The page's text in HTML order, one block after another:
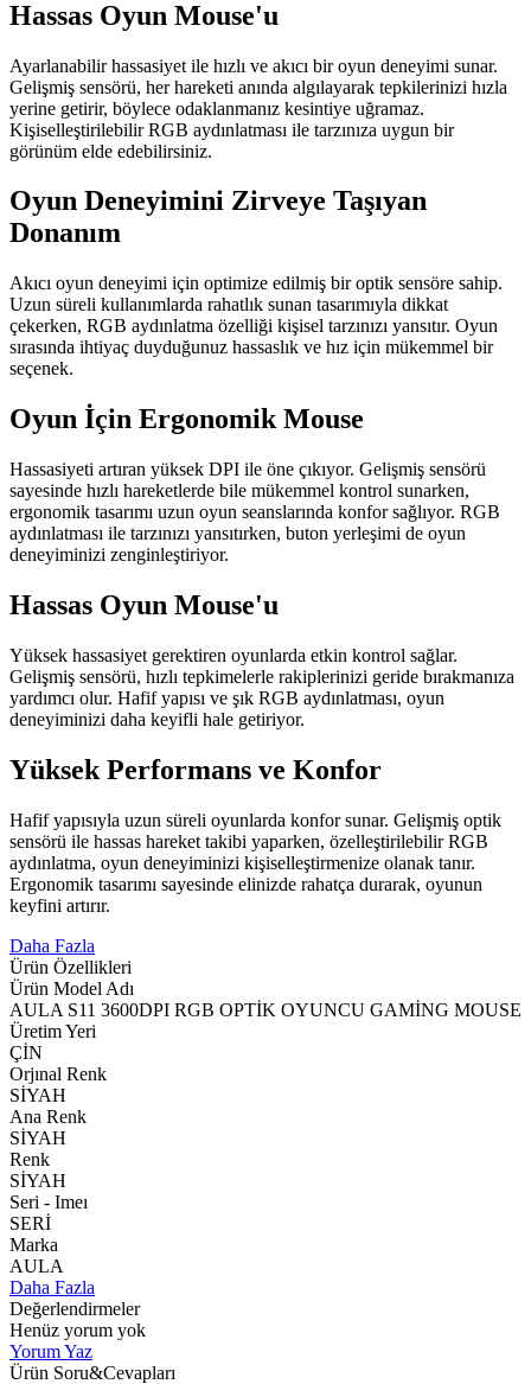
Hassas Oyun Mouse'u
Ayarlanabilir hassasiyet ile hızlı ve akıcı bir oyun deneyimi sunar.
Gelişmiş sensörü, her hareketi anında algılayarak tepkilerinizi hızla
yerine getirir, böylece odaklanmanız kesintiye uğramaz.
Kişiselleştirilebilir RGB aydınlatması ile tarzınıza uygun bir
görünüm elde edebilirsiniz.
Oyun Deneyimini Zirveye Taşıyan
Donanım
Akıcı oyun deneyimi için optimize edilmiş bir optik sensöre sahip.
Uzun süreli kullanımlarda rahatlık sunan tasarımıyla dikkat
çekerken, RGB aydınlatma özelliği kişisel tarzınızı yansıtır. Oyun
sırasında ihtiyaç duyduğunuz hassaslık ve hız için mükemmel bir
seçenek.
Oyun İçin Ergonomik Mouse
Hassasiyeti artıran yüksek DPI ile öne çıkıyor. Gelişmiş sensörü
sayesinde hızlı hareketlerde bile mükemmel kontrol sunarken,
ergonomik tasarımı uzun oyun seanslarında konfor sağlıyor. RGB
aydınlatması ile tarzınızı yansıtırken, buton yerleşimi de oyun
deneyiminizi zenginleştiriyor.
Hassas Oyun Mouse'u
Yüksek hassasiyet gerektiren oyunlarda etkin kontrol sağlar.
Gelişmiş sensörü, hızlı tepkimelerle rakiplerinizi geride bırakmanıza
yardımcı olur. Hafif yapısı ve şık RGB aydınlatması, oyun
deneyiminizi daha keyifli hale getiriyor.
Yüksek Performans ve Konfor
Hafif yapısıyla uzun süreli oyunlarda konfor sunar. Gelişmiş optik
sensörü ile hassas hareket takibi yaparken, özelleştirilebilir RGB
aydınlatma, oyun deneyiminizi kişiselleştirmenize olanak tanır.
Ergonomik tasarımı sayesinde elinizde rahatça durarak, oyunun
keyfini artırır.
Daha Fazla
Ürün Özellikleri
Ürün Model Adı
AULA S11 3600DPI RGB OPTİK OYUNCU GAMİNG MOUSE
Üretim Yeri
ÇİN
Orjınal Renk
SİYAH
Ana Renk
SİYAH
Renk
SİYAH
Seri - Imeı
SERİ
Marka
AULA
Daha Fazla
Değerlendirmeler
Henüz yorum yok
Yorum Yaz
Ürün Soru&Cevapları